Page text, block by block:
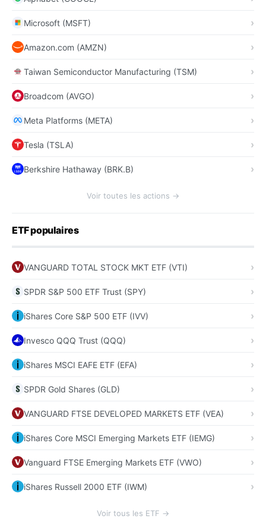
Microsoft (MSFT)
Amazon.com (AMZN)
Taiwan Semiconductor Manufacturing (TSM)
Broadcom (AVGO)
Meta Platforms (META)
Tesla (TSLA)
Berkshire Hathaway (BRK.B)
Voir toutes les actions →
ETF populaires
VANGUARD TOTAL STOCK MKT ETF (VTI)
SPDR S&P 500 ETF Trust (SPY)
iShares Core S&P 500 ETF (IVV)
Invesco QQQ Trust (QQQ)
iShares MSCI EAFE ETF (EFA)
SPDR Gold Shares (GLD)
VANGUARD FTSE DEVELOPED MARKETS ETF (VEA)
iShares Core MSCI Emerging Markets ETF (IEMG)
Vanguard FTSE Emerging Markets ETF (VWO)
iShares Russell 2000 ETF (IWM)
Voir tous les ETF →